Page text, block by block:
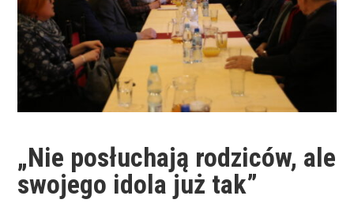
„Nie posłuchają rodziców, ale
swojego idola już tak”